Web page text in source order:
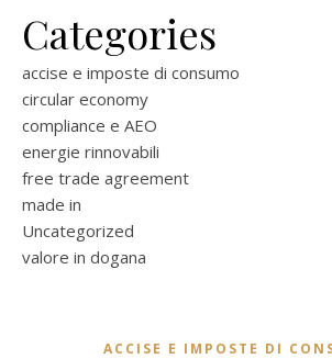
Categories
accise e imposte di consumo
circular economy
compliance e AEO
energie rinnovabili
free trade agreement
made in
Uncategorized
valore in dogana
ACCISE E IMPOSTE DI